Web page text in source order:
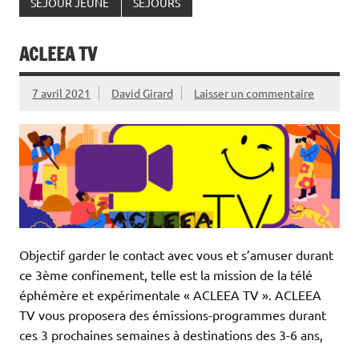
ACLEEA TV
7 avril 2021 David Girard Laisser un commentaire
Objectif garder le contact avec vous et s’amuser durant
ce 3ème confinement, telle est la mission de la télé
éphémère et expérimentale « ACLEEA TV ». ACLEEA
TV vous proposera des émissions-programmes durant
ces 3 prochaines semaines à destinations des 3-6 ans,